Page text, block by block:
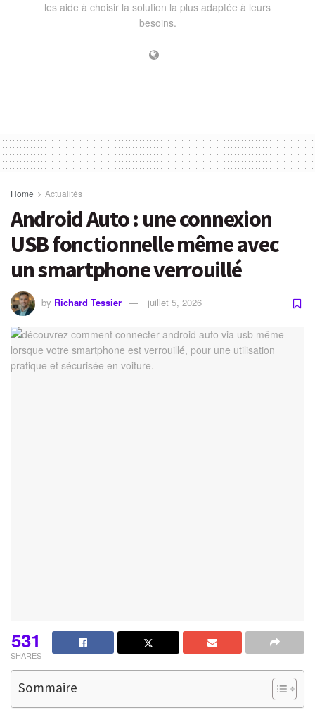
les aide à choisir la solution la plus adaptée à leurs
besoins.
Home Actualités
Android Auto : une connexion
USB fonctionnelle même avec
un smartphone verrouillé
by Richard Tessier juillet 5, 2026
531
SHARES
Sommaire